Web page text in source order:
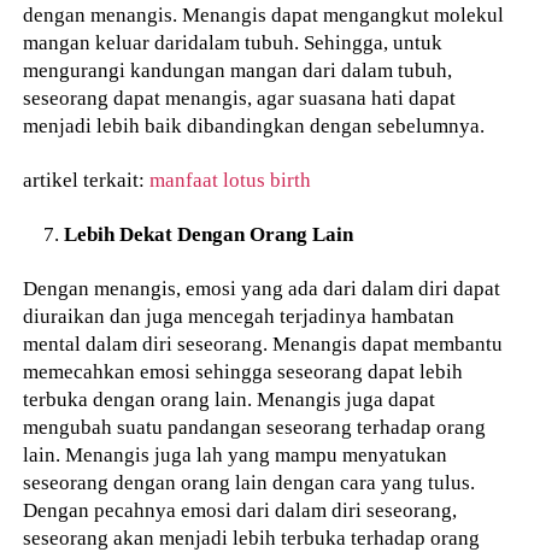
dengan menangis. Menangis dapat mengangkut molekul
mangan keluar daridalam tubuh. Sehingga, untuk
mengurangi kandungan mangan dari dalam tubuh,
seseorang dapat menangis, agar suasana hati dapat
menjadi lebih baik dibandingkan dengan sebelumnya.
artikel terkait:manfaat lotus birth
Lebih Dekat Dengan Orang Lain
Dengan menangis, emosi yang ada dari dalam diri dapat
diuraikan dan juga mencegah terjadinya hambatan
mental dalam diri seseorang. Menangis dapat membantu
memecahkan emosi sehingga seseorang dapat lebih
terbuka dengan orang lain. Menangis juga dapat
mengubah suatu pandangan seseorang terhadap orang
lain. Menangis juga lah yang mampu menyatukan
seseorang dengan orang lain dengan cara yang tulus.
Dengan pecahnya emosi dari dalam diri seseorang,
seseorang akan menjadi lebih terbuka terhadap orang